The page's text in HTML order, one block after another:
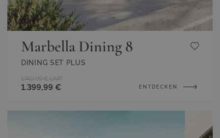
Marbella Dining 8
DINING SET PLUS
1.399,99 €
1.749,99 € UVP
ENTDECKEN